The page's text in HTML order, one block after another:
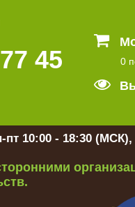
45 0
пт 10:00 - 18:30